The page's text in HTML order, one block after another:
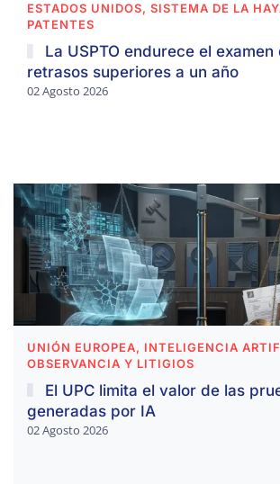
ESTADOS UNIDOS, SISTEMA DE LA
PATENTES
La USPTO endurece el examen
retrasos superiores a un año
02 Agosto 2026
UNIÓN EUROPEA, INTELIGENCIA
OBSERVANCIA Y LITIGIOS
El UPC limita el valor de las
generadas por IA
02 Agosto 2026